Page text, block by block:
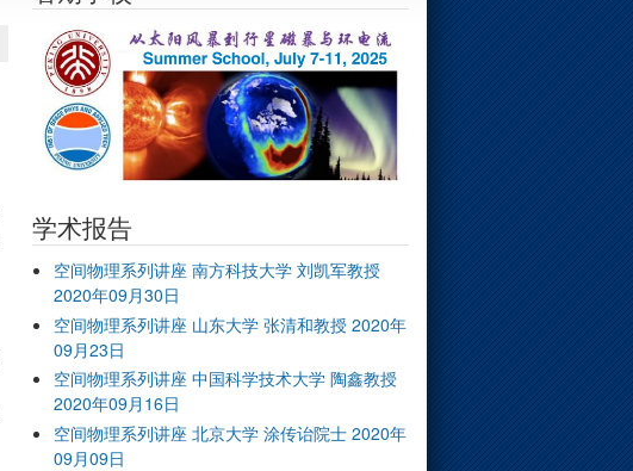
学术报告
空间物理系列讲座 南方科技大学 刘凯军教授
2020年09月30日
空间物理系列讲座 山东大学 张清和教授 2020年
09月23日
空间物理系列讲座 中国科学技术大学 陶鑫教授
2020年09月16日
空间物理系列讲座 北京大学 涂传诒院士 2020年
09月09日